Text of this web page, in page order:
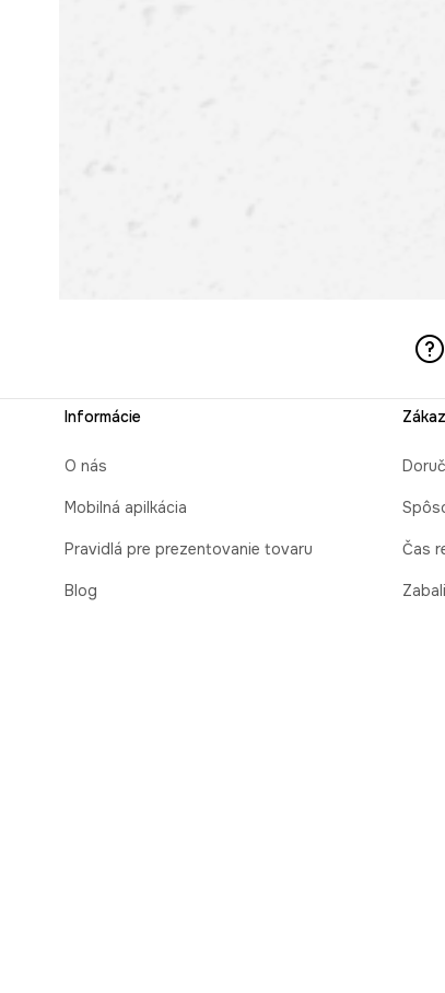
Informácie
O nás
Mobilná apilkácia
Pravidlá pre prezentovanie tovaru
Blog
Čas